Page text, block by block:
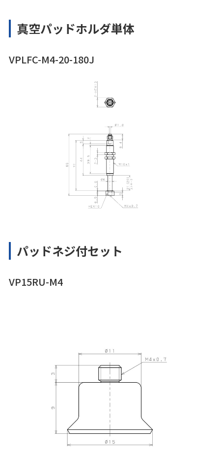
真空パッドホルダ単体
VPLFC-M4-20-180J
パッドネジ付セット
VP15RU-M4